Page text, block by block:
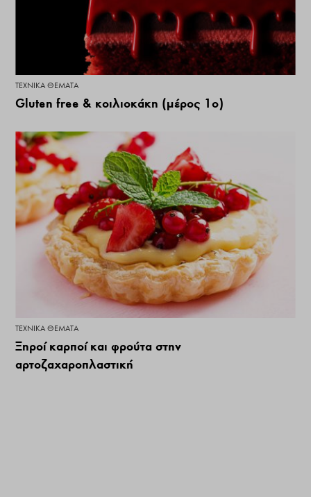
ΤΕΧΝΙΚΆ ΘΈΜΑΤΑ
Gluten free & κοιλιοκάκη (μέρος 1ο)
ΤΕΧΝΙΚΆ ΘΈΜΑΤΑ
Ξηροί καρποί και φρούτα στην
αρτοζαχαροπλαστική